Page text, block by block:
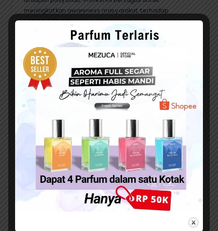
meningkatkan awareness masyarakat terhadap
pemenuhan gizi.
Artikel Menarik Lainnya :
Daftar Prospek Kerja Kesejahteraan Sosial Terbaru
Inilah Prospek Kerja Manajemen Pemasaran yang
harus diketahui
Daftar Terbaik Prospek Kerja Jurusan Hukum
Peneliti
Jika memiliki passion terhadap dunia akademik, lulusan
ahli gizi dapat menekuni profesi ini. Tentunya penelitian
yang dijalani berkutat di bidang gizi.
Ada banyak hal mengenai gizi perlu diteliti dengan
tujuan dapat membantu pemerintah dalam
meningkatkan kualitas gizi masyarakat.